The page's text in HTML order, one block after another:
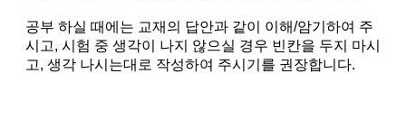
공부 하실 때에는 교재의 답안과 같이 이해/암기하여 주
시고, 시험 중 생각이 나지 않으실 경우 빈칸을 두지 마시
고, 생각 나시는대로 작성하여 주시기를 권장합니다.